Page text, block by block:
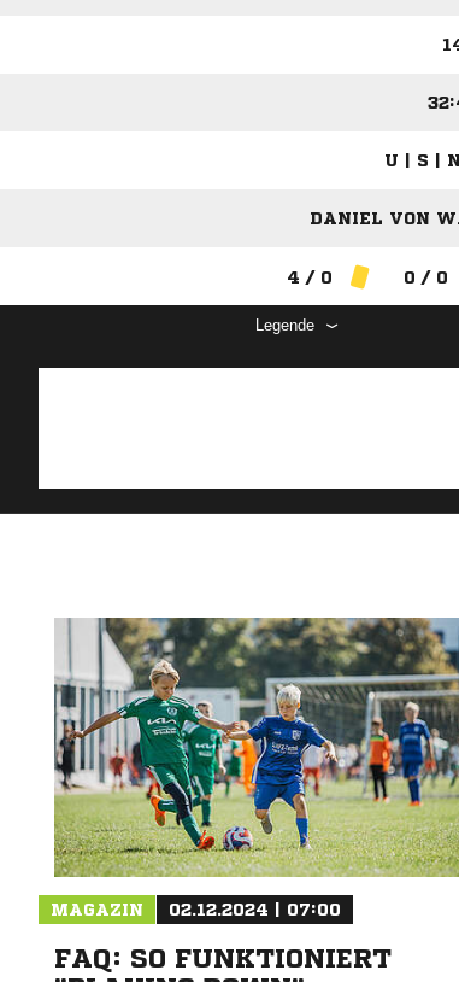
U | S |
DANIEL VON
4 / 0 0 / 0
Legende
MAGAZIN 02.12.2024 | 07:00
FAQ: SO FUNKTIONIERT